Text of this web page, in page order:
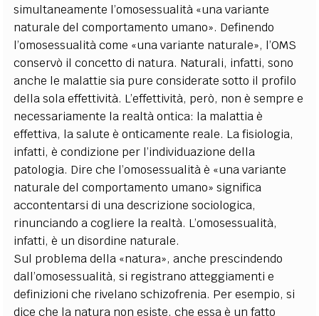
simultaneamente l’omosessualità «una variante
naturale del comportamento umano». Definendo
l’omosessualità come «una variante naturale», l’OMS
conservò il concetto di natura. Naturali, infatti, sono
anche le malattie sia pure considerate sotto il profilo
della sola effettività. L’effettività, però, non è sempre e
necessariamente la realtà ontica: la malattia è
effettiva, la salute è onticamente reale. La fisiologia,
infatti, è condizione per l’individuazione della
patologia. Dire che l’omosessualità è «una variante
naturale del comportamento umano» significa
accontentarsi di una descrizione sociologica,
rinunciando a cogliere la realtà. L’omosessualità,
infatti, è un disordine naturale.
Sul problema della «natura», anche prescindendo
dall’omosessualità, si registrano atteggiamenti e
definizioni che rivelano schizofrenia. Per esempio, si
dice che la natura non esiste, che essa è un fatto